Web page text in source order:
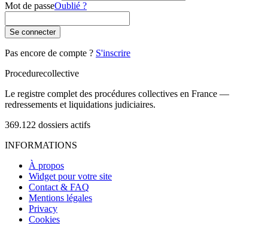
Mot de passeOublié ?
Se connecter
Pas encore de compte ? S'inscrire
Procedurecollective
Le registre complet des procédures collectives en France —
redressements et liquidations judiciaires.
369.122 dossiers actifs
INFORMATIONS
À propos
Widget pour votre site
Contact & FAQ
Mentions légales
Privacy
Cookies